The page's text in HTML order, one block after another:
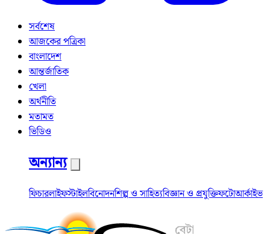
সর্বশেষ
আজকের পত্রিকা
বাংলাদেশ
আন্তর্জাতিক
খেলা
অর্থনীতি
মতামত
ভিডিও
অন্যান্য
ফিচারলাইফস্টাইলবিনোদনশিল্প ও সাহিত্যবিজ্ঞান ও প্রযুক্তিফটোআর্কাইভ